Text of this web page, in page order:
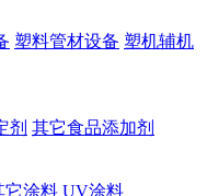
塑料管材设备 塑机辅机
剂 其它食品添加剂
它涂料 UV涂料